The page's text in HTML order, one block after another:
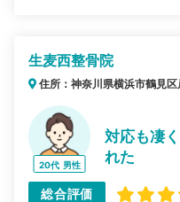
生麦西整骨院
住所：神奈川県横浜市鶴見
20代 男性
対応も凄
れた
総合評価